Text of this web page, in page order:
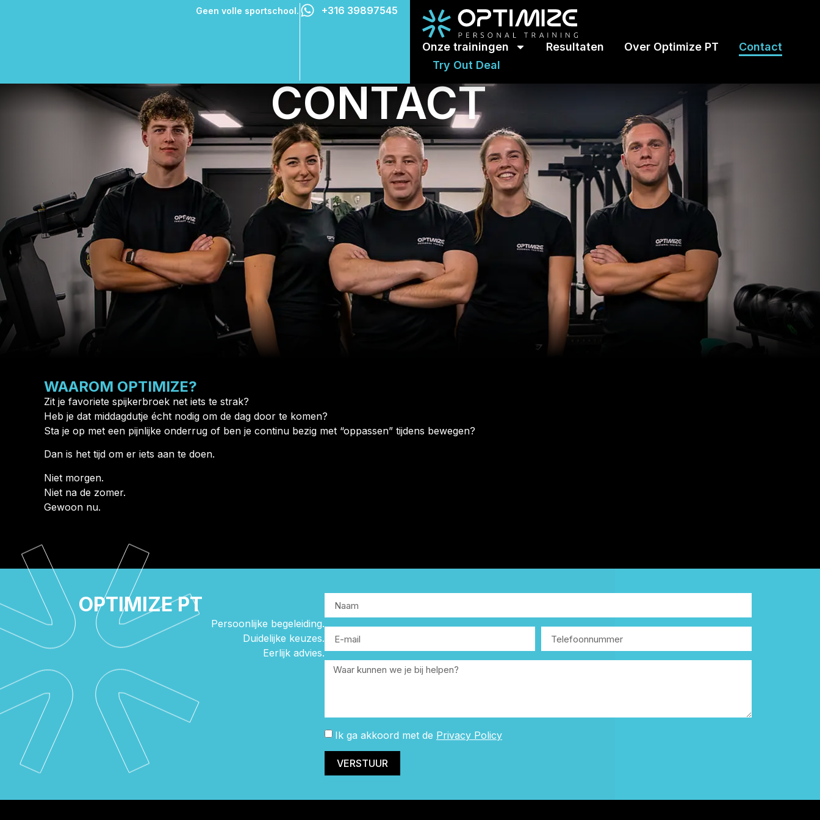
Geen volle sportschool.
Geen wachttijden.
Geen piekmomenten.
+316 39897545
Onze trainingen Resultaten Over Optimize PT
Contact
Try Out Deal
GA DE UITDAGING AAN
CONTACT
WAAROM OPTIMIZE?
Zit je favoriete spijkerbroek net iets te strak?
Heb je dat middagdutje écht nodig om de dag door te komen?
Sta je op met een pijnlijke onderrug of ben je continu bezig met “oppassen” tijdens bewegen?
Dan is het tijd om er iets aan te doen.
Niet morgen.
Niet na de zomer.
Gewoon nu.
OPTIMIZE PT
Persoonlijke begeleiding.
Duidelijke keuzes.
Eerlijk advies.
Ik ga akkoord met de Privacy Policy
VERSTUUR